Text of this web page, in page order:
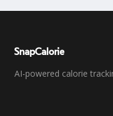
SnapCalorie
AI-powered calorie